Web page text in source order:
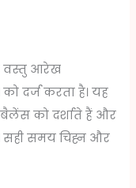
वस्तु आरेख
दर्ज करता है। यह
को दर्शाते हैं और
सही समय चिह्न और